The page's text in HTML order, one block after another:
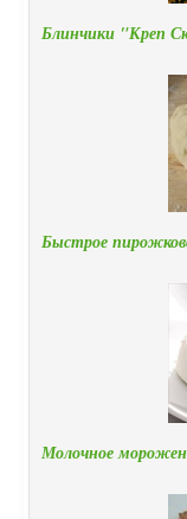
Блинчики "Креп
Быстрое
Молочное